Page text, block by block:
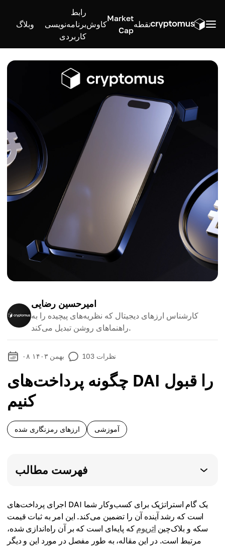
نقطه
Market
Cap
کاوش
رابط
برنامه‌نویسی
کاربردی
وبلاگ
امیرحسین رضایی
کارشناس ارزهای دیجیتال که نظریه‌های پیچیده را به
راهنماهای روشن تبدیل می‌کند.
۰۸ بهمن ۱۴۰۳ 103 نظرات
چگونه پرداخت‌های DAI را قبول
کنیم
ارزهای رمزنگاری شده آموزشی
فهرست مطالب
اجرای پرداخت‌های DAI یک گام استراتژیک برای کسب‌وکار شما
است که رشد آینده آن را تضمین می‌کند. این امر به ثبات قیمت
سکه و بلاک‌چین اتریوم که پایه‌ای است که بر آن راه‌اندازی شده،
مرتبط است. در این مقاله، به طور مفصل در مورد این و دیگر